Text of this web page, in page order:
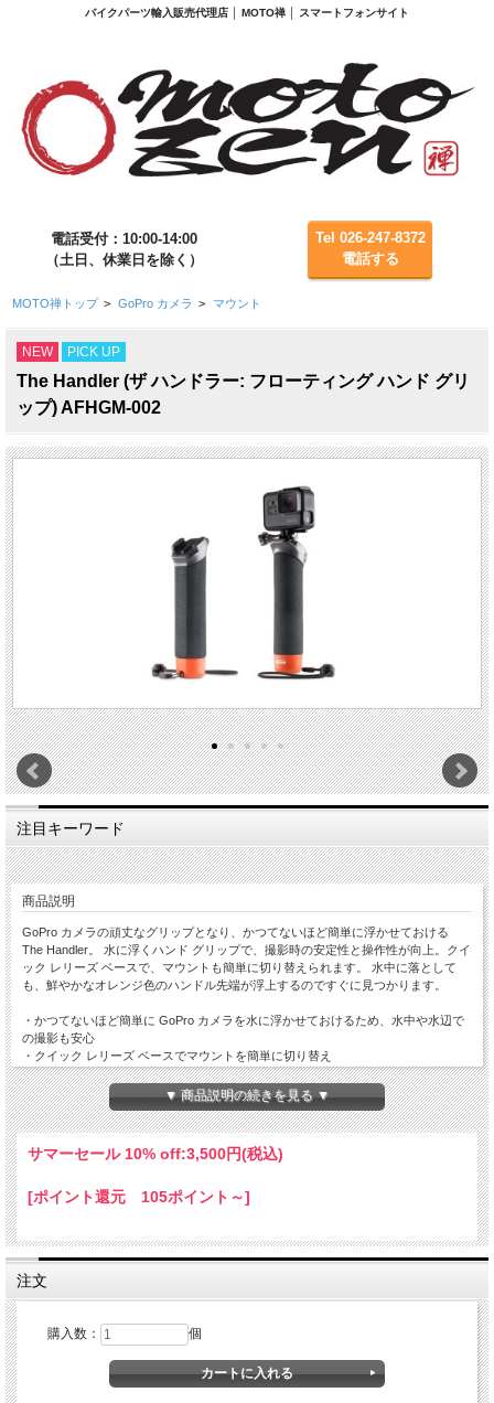
バイクパーツ輸入販売代理店 │ MOTO禅 │ スマートフォンサイト
電話受付：10:00-14:00
（土日、休業日を除く）
Tel 026-247-8372
電話する
MOTO禅トップ > GoPro カメラ > マウント
NEW PICK UP
The Handler (ザ ハンドラー: フローティング ハンド グリ
ップ) AFHGM-002
注目キーワード
商品説明
GoPro カメラの頑丈なグリップとなり、かつてないほど簡単に浮かせておける
The Handler。 水に浮くハンド グリップで、撮影時の安定性と操作性が向上。クイ
ック レリーズ ベースで、マウントも簡単に切り替えられます。 水中に落として
も、鮮やかなオレンジ色のハンドル先端が浮上するのですぐに見つかります。
・かつてないほど簡単に GoPro カメラを水に浮かせておけるため、水中や水辺で
の撮影も安心
・クイック レリーズ ベースでマウントを簡単に切り替え
・カメラの向きを合わせたり、さまざまなアングルで撮影するのも簡単
・快適で滑らない構造の安全なグリップ
・サーフィン、カヤック、ウェイクボードなどのウォータースポーツに最適
・水に落としても、鮮やかなオレンジ色のキャップですぐに発見
・リスト ストラップ付きでさらに安心
【キット内容】
▼ 商品説明の続きを見る ▼
サマーセール 10% off:3,500円(税込)
[ポイント還元 105ポイント～]
注文
購入数： 個